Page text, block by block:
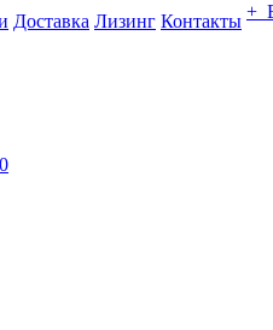
Доставка Лизинг Контакты +
0